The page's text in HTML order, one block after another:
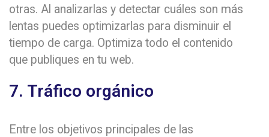
otras. Al analizarlas y detectar cuáles son más
lentas puedes optimizarlas para disminuir el
tiempo de carga. Optimiza todo el contenido
que publiques en tu web.
7. Tráfico orgánico
Entre los objetivos principales de las